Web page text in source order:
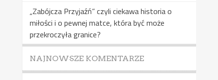
„Zabójcza Przyjaźń” czyli ciekawa historia o
miłości i o pewnej matce, która być może
przekroczyła granice?
NAJNOWSZE KOMENTARZE